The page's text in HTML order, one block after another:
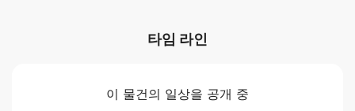
타임 라인
이 물건의 일상을 공개 중